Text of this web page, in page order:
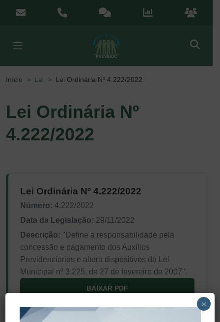
Menu de Acesso Rápido
contato@previboc.mg.gov.br
(38) 3251-5601Ouvidoria Portal da Portal do
Início Lei Lei Ordinária Nº 4.222/2022
Lei Ordinária Nº
4.222/2022
Lei Ordinária Nº 4.222/2022
Número: 4.222/2022
Data da Legislação: 29/11/2022
Descrição: "Define a responsabilidade pela
concessão e pagamento dos Auxílios
Previdenciários e altera dispositivos da Lei
Municipal nº 3.225, de 27 de fevereiro de 2007".
BAIXAR PDF
×